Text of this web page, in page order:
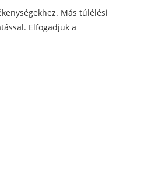
Más túlélési
Elfogadjuk a